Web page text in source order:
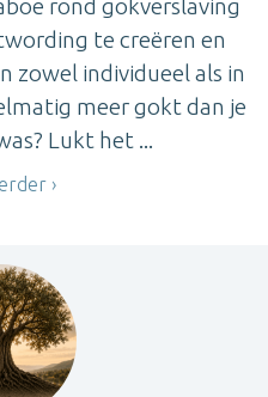
rond gokverslaving
te creëren en
zowel individueel als in
meer gokt dan je
Lukt het ...